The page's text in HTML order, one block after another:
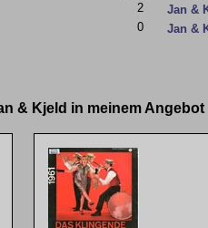
2
Jan &
0
Jan &
& Kjeld in meinem Angebot